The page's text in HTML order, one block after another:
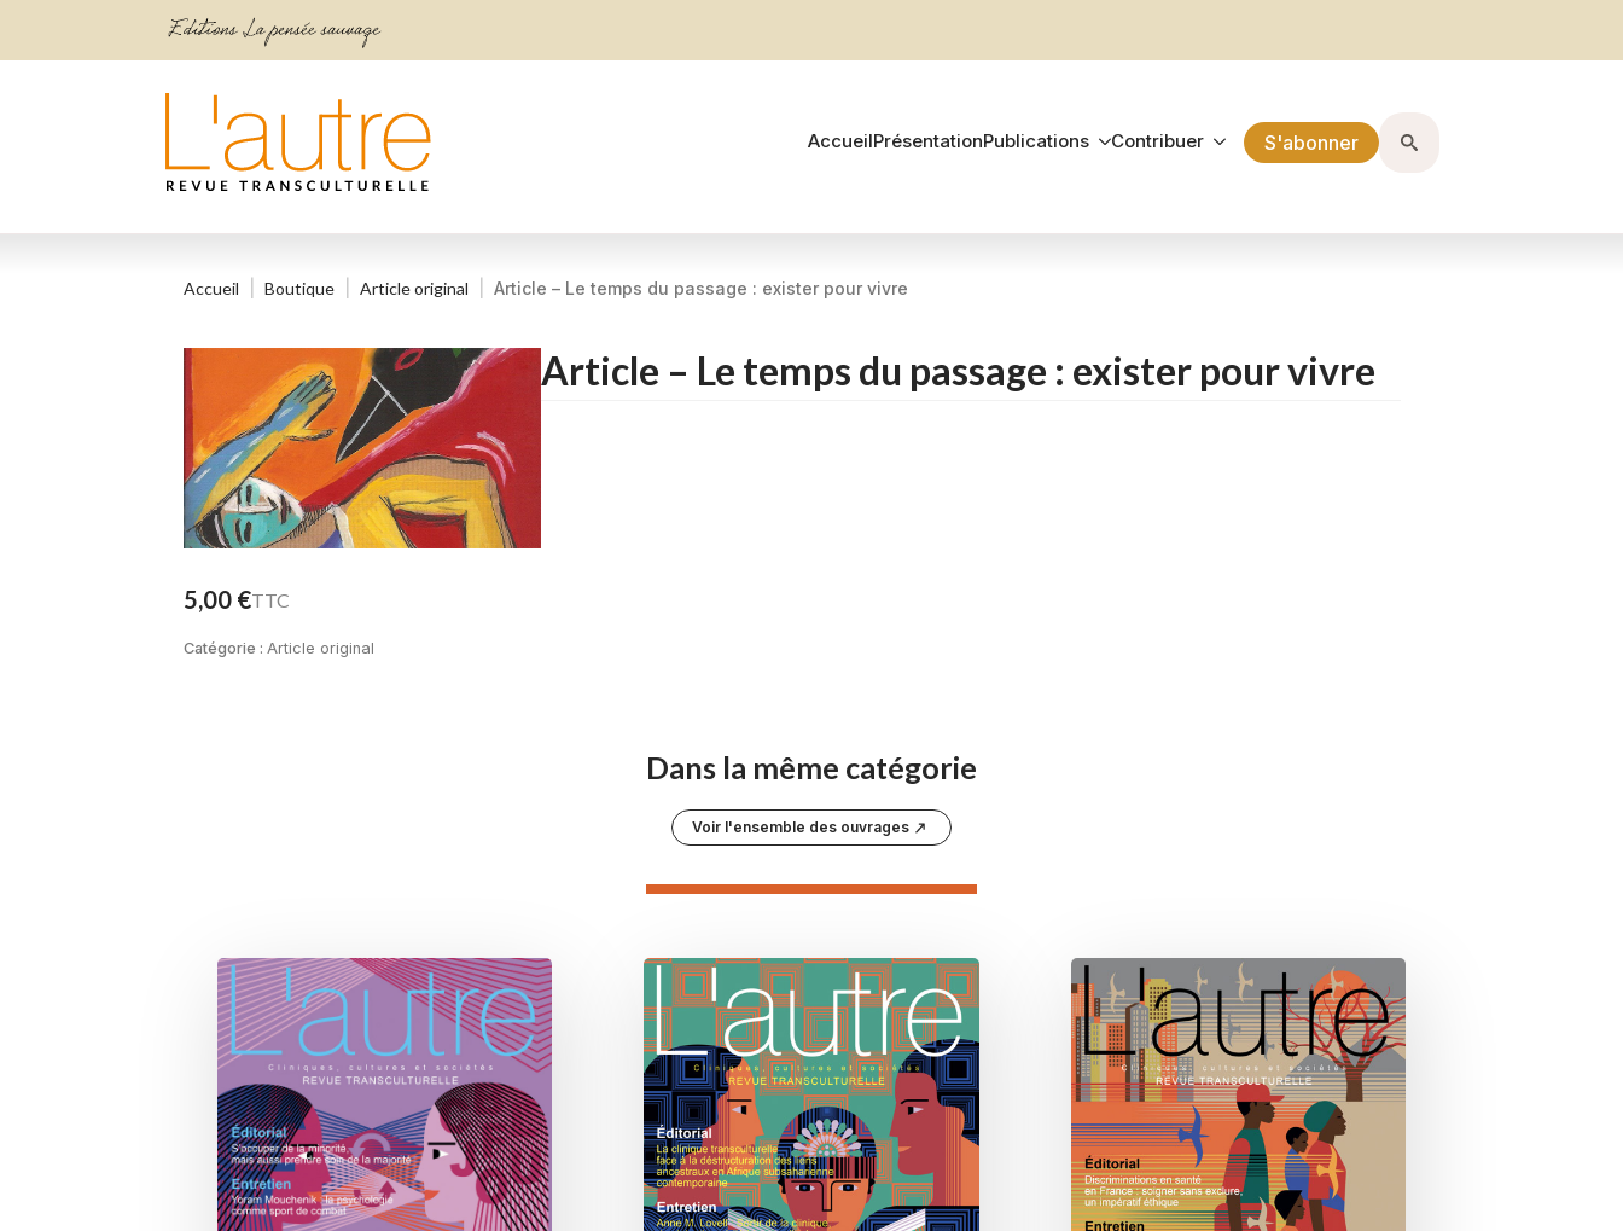
AccueilPrésentationPublications Contribuer S'abonner
Accueil Boutique Article original Article – Le temps du passage : exister pour vivre
5,00 €TTC
Catégorie : Article original
Article – Le temps du passage : exister pour vivre
Dans la même catégorie
Voir l'ensemble des ouvrages